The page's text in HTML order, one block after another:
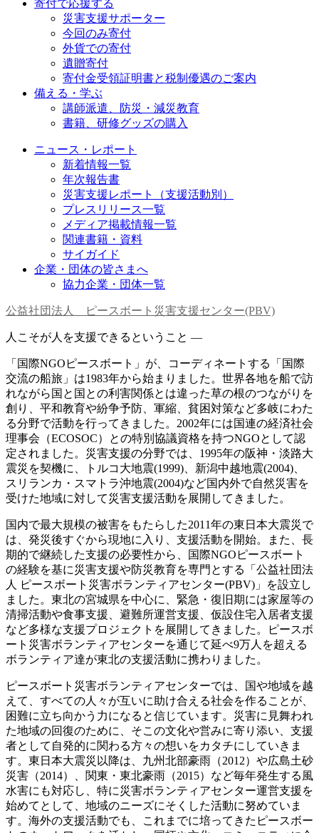
寄付で応援する
災害支援サポーター
今回のみ寄付
外貨での寄付
遺贈寄付
寄付金受領証明書と税制優遇のご案内
備える・学ぶ
講師派遣、防災・減災教育
書籍、研修グッズの購入
ニュース・レポート
新着情報一覧
年次報告書
災害支援レポート（支援活動別）
プレスリリース一覧
メディア掲載情報一覧
関連書籍・資料
サイガイド
企業・団体の皆さまへ
協力企業・団体一覧
公益社団法人 ピースボート災害支援センター(PBV)
人こそが人を支援できるということ —
「国際NGOピースボート」が、コーディネートする「国際
交流の船旅」は1983年から始まりました。世界各地を船で訪
れながら国と国との利害関係とは違った草の根のつながりを
創り、平和教育や紛争予防、軍縮、貧困対策など多岐にわた
る分野で活動を行ってきました。2002年には国連の経済社会
理事会（ECOSOC）との特別協議資格を持つNGOとして認
定されました。災害支援の分野では、1995年の阪神・淡路大
震災を契機に、トルコ大地震(1999)、新潟中越地震(2004)、
スリランカ・スマトラ沖地震(2004)など国内外で自然災害を
受けた地域に対して災害支援活動を展開してきました。
国内で最大規模の被害をもたらした2011年の東日本大震災で
は、発災後すぐから現地に入り、支援活動を開始。また、長
期的で継続した支援の必要性から、国際NGOピースボート
の経験を基に災害支援や防災教育を専門とする「公益社団法
人 ピースボート災害ボランティアセンター(PBV)」を設立し
ました。東北の宮城県を中心に、緊急・復旧期には家屋等の
清掃活動や食事支援、避難所運営支援、仮設住宅入居者支援
など多様な支援プロジェクトを展開してきました。ピースボ
ート災害ボランティアセンターを通じて延べ9万人を超える
ボランティア達が東北の支援活動に携わりました。
ピースボート災害ボランティアセンターでは、国や地域を越
えて、すべての人々が互いに助け合える社会を作ることが、
困難に立ち向かう力になると信じています。災害に見舞われ
た地域の回復のために、そこの文化や営みに寄り添い、支援
者として自発的に関わる方々の想いをカタチにしていきま
す。東日本大震災以降は、九州北部豪雨（2012）や広島土砂
災害（2014）、関東・東北豪雨（2015）など毎年発生する風
水害にも対応し、特に災害ボランティアセンター運営支援を
始めてとして、地域のニーズにそくした活動に努めていま
す。海外の支援活動でも、これまでに培ってきたピースボー